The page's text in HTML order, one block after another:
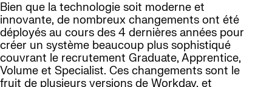
Bien que la technologie soit moderne et
innovante, de nombreux changements ont été
déployés au cours des 4 dernières années pour
créer un système beaucoup plus sophistiqué
couvrant le recrutement Graduate, Apprentice,
Volume et Specialist. Ces changements sont le
fruit de plusieurs versions de Workday, et